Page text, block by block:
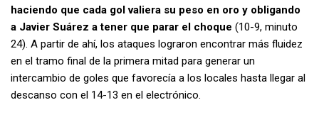
haciendo que cada gol valiera su peso en oro y obligando
a Javier Suárez a tener que parar el choque (10-9, minuto
24). A partir de ahí, los ataques lograron encontrar más fluidez
en el tramo final de la primera mitad para generar un
intercambio de goles que favorecía a los locales hasta llegar al
descanso con el 14-13 en el electrónico.